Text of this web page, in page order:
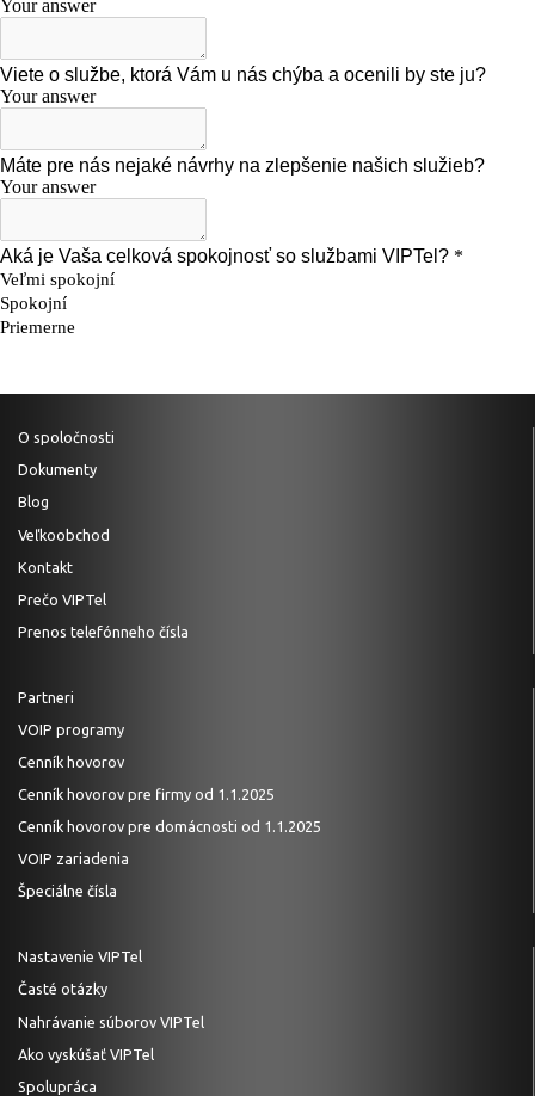
O spoločnosti
Dokumenty
Blog
Veľkoobchod
Kontakt
Prečo VIPTel
Prenos telefónneho čísla
Partneri
VOIP programy
Cenník hovorov
Cenník hovorov pre firmy od 1.1.2025
Cenník hovorov pre domácnosti od 1.1.2025
VOIP zariadenia
Špeciálne čísla
Nastavenie VIPTel
Časté otázky
Nahrávanie súborov VIPTel
Ako vyskúšať VIPTel
Spolupráca